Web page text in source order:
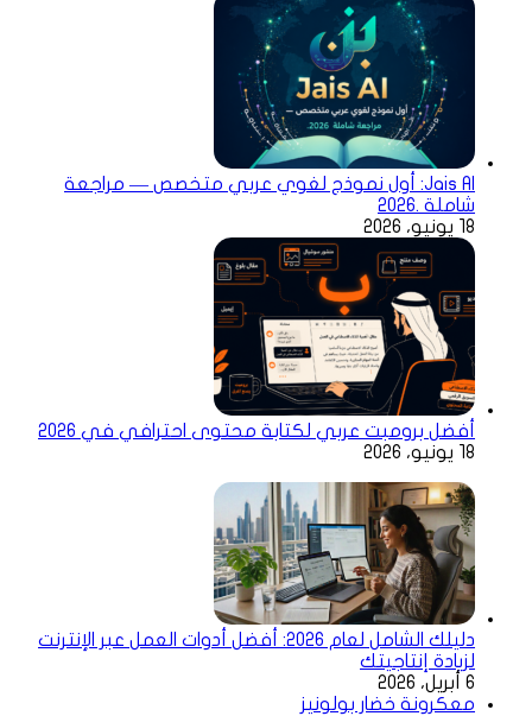
Jais AI: أول نموذج لغوي عربي متخصص — مراجعة
شاملة .2026
18 يونيو، 2026
أفضل برومبت عربي لكتابة محتوى احترافي في 2026
18 يونيو، 2026
دليلك الشامل لعام 2026: أفضل أدوات العمل عبر الإنترنت
لزيادة إنتاجيتك
6 أبريل، 2026
معكرونة خضار بولونيز